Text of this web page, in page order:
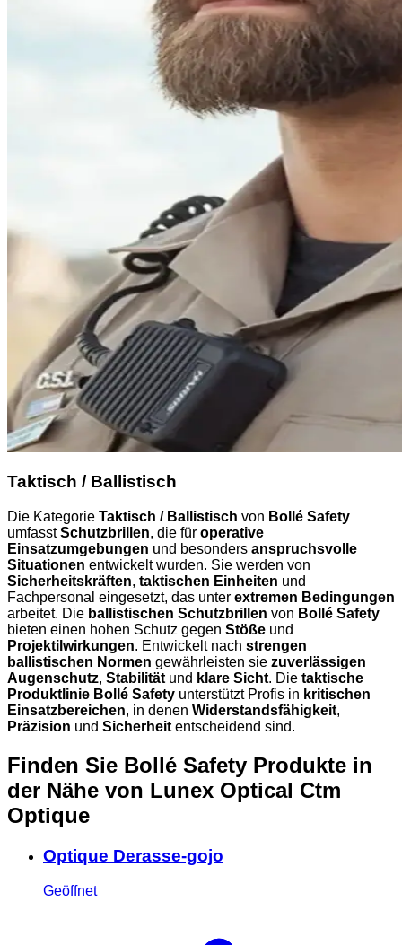
Taktisch / Ballistisch
Die Kategorie Taktisch / Ballistisch von Bollé Safety
umfasstSchutzbrillen, die für operative
Einsatzumgebungen und besonders anspruchsvolle
Situationen entwickelt wurden. Sie werden von
Sicherheitskräften, taktischen Einheiten und
Fachpersonal eingesetzt, das unter extremen Bedingungen
arbeitet. Die ballistischen Schutzbrillen von Bollé Safety
bieten einen hohen Schutz gegen Stöße und
Projektilwirkungen. Entwickelt nach strengen
ballistischen Normen gewährleisten sie zuverlässigen
Augenschutz, Stabilität und klare Sicht. Die taktische
Produktlinie Bollé Safety unterstützt Profis in kritischen
Einsatzbereichen, in denen Widerstandsfähigkeit,
Präzision und Sicherheit entscheidend sind.
Finden Sie Bollé Safety Produkte in
der Nähe von Lunex Optical Ctm
Optique
Optique Derasse-gojo
Geöffnet